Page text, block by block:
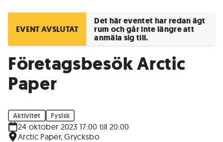
EVENT AVSLUTAT
Det här eventet har redan ägt
rum och går inte längre att
anmäla sig till.
Företagsbesök Arctic
Paper
Aktivitet Fysisk
24 oktober 2023 17:00 till 20:00
Arctic Paper, Grycksbo